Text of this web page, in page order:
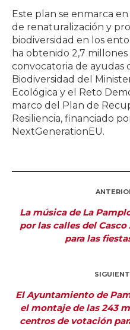
Este plan se enmarca
de renaturalización y
biodiversidad en los
ha obtenido 2,7
convocatoria de ayudas
Biodiversidad del
Ecológica y el Reto
marco del Plan de
Resiliencia, financiado
NextGenerationEU.
La música de La
por las calles del
para las
El Ayuntamiento de
el montaje de las 243
centros de votación